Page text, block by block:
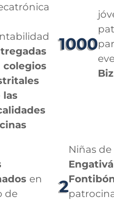
colegios
las
1000
en
de
2
Niñas de